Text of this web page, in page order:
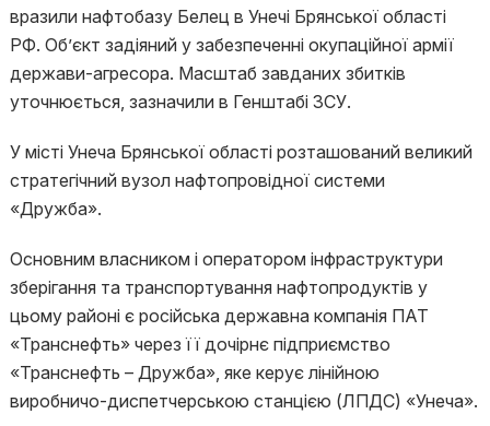
вразили нафтобазу Белец в Унечі Брянської області
РФ. Об’єкт задіяний у забезпеченні окупаційної армії
держави-агресора. Масштаб завданих збитків
уточнюється, зазначили в Генштабі ЗСУ.
У місті Унеча Брянської області розташований великий
стратегічний вузол нафтопровідної системи
«Дружба».
Основним власником і оператором інфраструктури
зберігання та транспортування нафтопродуктів у
цьому районі є російська державна компанія ПАТ
«Транснефть» через її дочірнє підприємство
«Транснефть – Дружба», яке керує лінійною
виробничо-диспетчерською станцією (ЛПДС) «Унеча».